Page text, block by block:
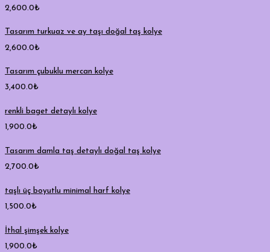
2,600.0₺
Tasarım turkuaz ve ay taşı doğal taş kolye
2,600.0₺
Tasarım çubuklu mercan kolye
3,400.0₺
renkli baget detaylı kolye
1,900.0₺
Tasarım damla taş detaylı doğal taş kolye
2,700.0₺
taşlı üç boyutlu minimal harf kolye
1,500.0₺
İthal şimşek kolye
1,900.0₺